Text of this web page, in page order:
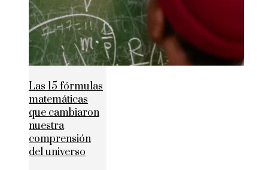
Las 15 fórmulas
matemáticas
que cambiaron
nuestra
comprensión
del universo